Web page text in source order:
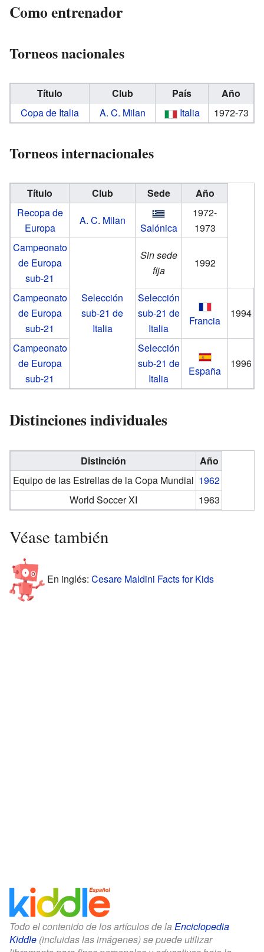
Como entrenador
Torneos nacionales
Título Club País
Año
Copa de Italia
A. C. Milan Italia 1972-73
Torneos internacionales
Título Club Sede
Año
Recopa de
Europa
A. C. Milan
Salónica
1972-
1973
Campeonato
de Europa
sub-21
Selección
sub-21 de
Italia
Sin sede
fija
1992
Campeonato
de Europa
sub-21
Selección
sub-21 de
Italia
Francia
1994
Campeonato
de Europa
sub-21
Selección
sub-21 de
Italia
España
1996
Distinciones individuales
Distinción
Año
Equipo de las Estrellas de la Copa Mundial 1962
World Soccer XI
1963
Véase también
En inglés: Cesare Maldini Facts for Kids
Todo el contenido de los artículos de la Enciclopedia
Kiddle (incluidas las imágenes) se puede utilizar